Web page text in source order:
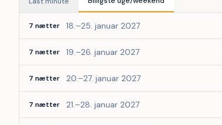
7 nætter 18.–25. januar 2027
7 nætter 19.–26. januar 2027
7 nætter 20.–27. januar 2027
7 nætter 21.–28. januar 2027